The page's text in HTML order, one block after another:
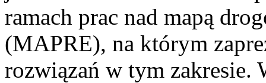
ramach prac nad mapą
(MAPRE), na którym
rozwiązań w tym zakresie.